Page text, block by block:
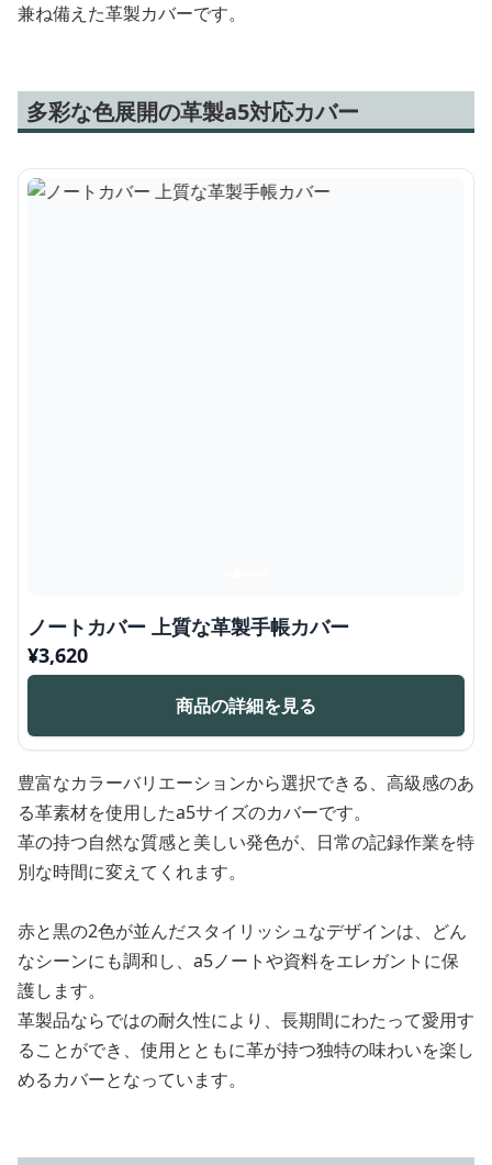
兼ね備えた革製カバーです。
多彩な色展開の革製a5対応カバー
ノートカバー 上質な革製手帳カバー
¥3,620
商品の詳細を見る
豊富なカラーバリエーションから選択できる、高級感のあ
る革素材を使用したa5サイズのカバーです。
革の持つ自然な質感と美しい発色が、日常の記録作業を特
別な時間に変えてくれます。
赤と黒の2色が並んだスタイリッシュなデザインは、どん
なシーンにも調和し、a5ノートや資料をエレガントに保
護します。
革製品ならではの耐久性により、長期間にわたって愛用す
ることができ、使用とともに革が持つ独特の味わいを楽し
めるカバーとなっています。